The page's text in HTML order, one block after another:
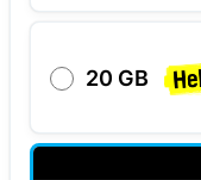
20 GB